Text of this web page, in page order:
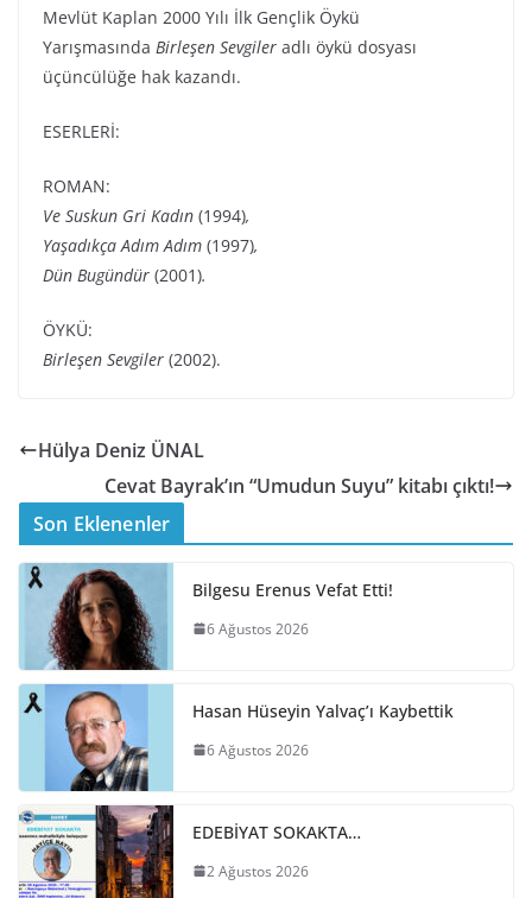
Mevlüt Kaplan 2000 Yılı İlk Gençlik Öykü
Yarışmasında Birleşen Sevgiler adlı öykü dosyası
üçüncülüğe hak kazandı.
ESERLERİ:
ROMAN:
Ve Suskun Gri Kadın (1994),
Yaşadıkça Adım Adım (1997),
Dün Bugündür (2001).
ÖYKÜ:
Birleşen Sevgiler (2002).
Hülya Deniz ÜNAL
Cevat Bayrak’ın “Umudun Suyu” kitabı çıktı!
Son Eklenenler
Bilgesu Erenus Vefat Etti!
6 Ağustos 2026
Hasan Hüseyin Yalvaç’ı Kaybettik
6 Ağustos 2026
EDEBİYAT SOKAKTA…
2 Ağustos 2026